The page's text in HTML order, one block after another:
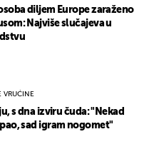
diljem Europe zaraženo
Najviše slučajeva u
VRUĆINE
s dna izviru čuda: "Nekad
sad igram nogomet"